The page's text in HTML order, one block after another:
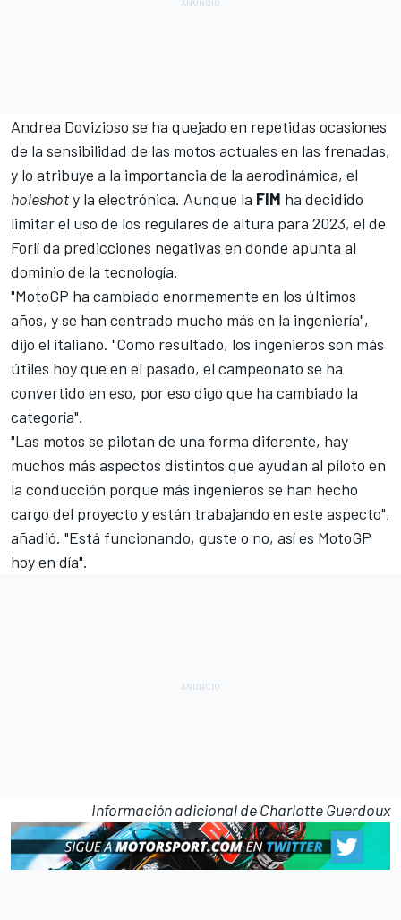
Andrea Dovizioso se ha quejado en repetidas ocasiones
de la sensibilidad de las motos actuales en las frenadas,
y lo atribuye a la importancia de la aerodinámica, el
holeshoty la electrónica. Aunque la FIM ha decidido
limitar el uso de los regulares de altura para 2023, el de
Forlí da predicciones negativas en donde apunta al
dominio de la tecnología.
"MotoGP ha cambiado enormemente en los últimos
años, y se han centrado mucho más en la ingeniería",
dijo el italiano. "Como resultado, los ingenieros son más
útiles hoy que en el pasado, el campeonato se ha
convertido en eso, por eso digo que ha cambiado la
categoría".
"Las motos se pilotan de una forma diferente, hay
muchos más aspectos distintos que ayudan al piloto en
la conducción porque más ingenieros se han hecho
cargo del proyecto y están trabajando en este aspecto",
añadió. "Está funcionando, guste o no, así es MotoGP
hoy en día".
Información adicional de Charlotte Guerdoux